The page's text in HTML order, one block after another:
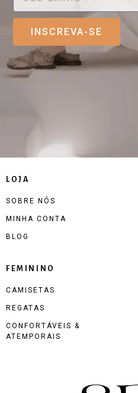
INSCREVA-SE
LOJA
SOBRE NÓS
MINHA CONTA
BLOG
FEMININO
CAMISETAS
REGATAS
CONFORTÁVEIS &
ATEMPORAIS